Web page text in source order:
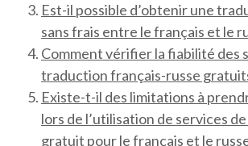
Est-il possible d’obtenir une
sans frais entre le français et le
Comment vérifier la fiabilité des
traduction français-russe
Existe-t-il des limitations à
lors de l’utilisation de services
gratuit pour le français et le